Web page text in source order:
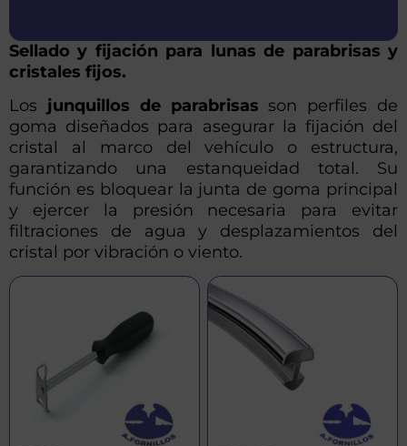
Sellado y fijación para lunas de parabrisas y
cristales fijos.
Los junquillos de parabrisas son perfiles de
goma diseñados para asegurar la fijación del
cristal al marco del vehículo o estructura,
garantizando una estanqueidad total. Su
función es bloquear la junta de goma principal
y ejercer la presión necesaria para evitar
filtraciones de agua y desplazamientos del
cristal por vibración o viento.